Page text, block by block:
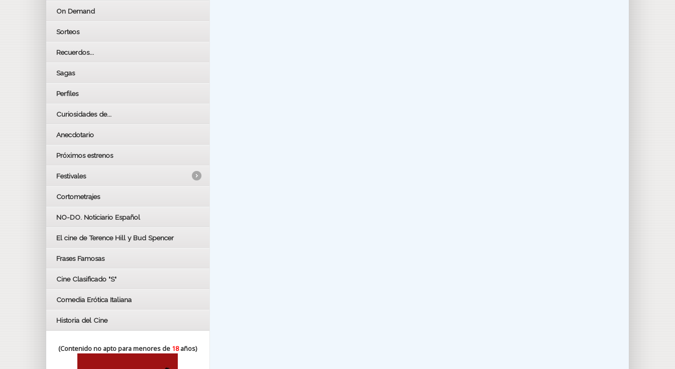
On Demand
Sorteos
Recuerdos...
Sagas
Perfiles
Curiosidades de...
Anecdotario
Próximos estrenos
Festivales
LOS OSCARS
BAFTA
Cortometrajes
NO-DO. Noticiario Español
El cine de Terence Hill y Bud Spencer
Frases Famosas
Cine Clasificado "S"
Comedia Erótica Italiana
Historia del Cine
(Contenido no apto para menores de 18años)